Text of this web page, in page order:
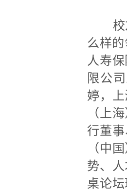
校友
么样
人寿
限公
婷，
（上
行董
（中
势、
桌论